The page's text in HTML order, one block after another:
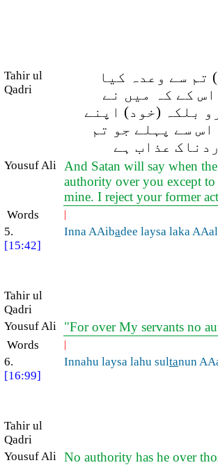
Tahir ul
Qadri
تم سے وعدہ کیا
کے کہ میں نے
بلکہ (خود) اپنے
سے پہلے جو تم
عذاب ہے
Yousuf Ali
And Satan will say when
authority over you except
mine. I reject your former
Words |
5.
[15:42]
Inna AAibadee laysa laka
Tahir ul
Qadri
Yousuf Ali "For over My servants no
Words |
6.
[16:99]
Innahu laysa lahu sultanun
Tahir ul
Qadri
Yousuf Ali No authority has he over